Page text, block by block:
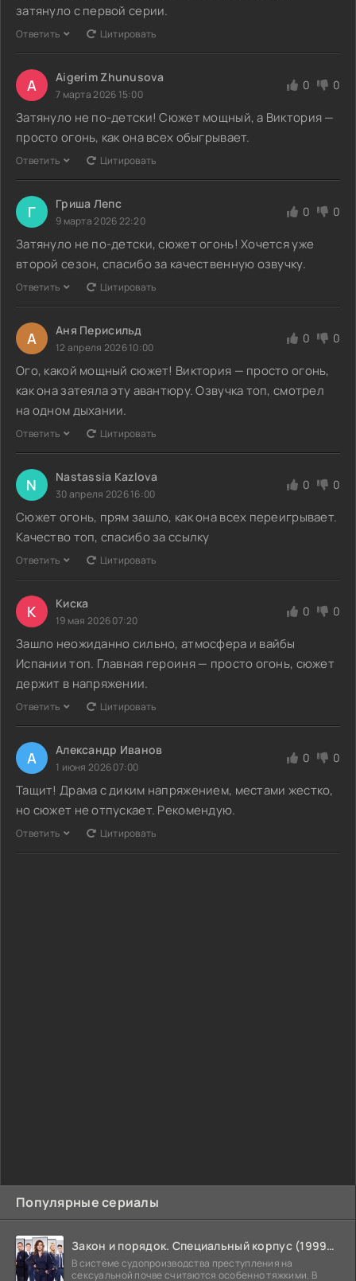
Популярные сериалы
Закон и порядок. Специальный корпус (1999-2026)
В системе судопроизводства преступления на
сексуальной почве считаются особенно тяжкими. В
затянуло с первой серии.
Ответить Цитировать
A Aigerim Zhunusova
7 марта 2026 15:00
0 0
Затянуло не по-детски! Сюжет мощный, а Виктория —
просто огонь, как она всех обыгрывает.
Ответить Цитировать
Г Гриша Лепс
9 марта 2026 22:20
0 0
Затянуло не по-детски, сюжет огонь! Хочется уже
второй сезон, спасибо за качественную озвучку.
Ответить Цитировать
А Аня Перисильд
12 апреля 2026 10:00
0 0
Ого, какой мощный сюжет! Виктория — просто огонь,
как она затеяла эту авантюру. Озвучка топ, смотрел
на одном дыхании.
Ответить Цитировать
N Nastassia Kazlova
30 апреля 2026 16:00
0 0
Сюжет огонь, прям зашло, как она всех переигрывает.
Качество топ, спасибо за ссылку
Ответить Цитировать
К Киска
19 мая 2026 07:20
0 0
Зашло неожиданно сильно, атмосфера и вайбы
Испании топ. Главная героиня — просто огонь, сюжет
держит в напряжении.
Ответить Цитировать
А Александр Иванов
1 июня 2026 07:00
0 0
Тащит! Драма с диким напряжением, местами жестко,
но сюжет не отпускает. Рекомендую.
Ответить Цитировать